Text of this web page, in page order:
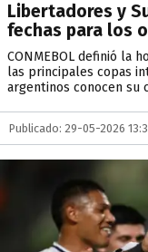
Libertadores y
fechas para los
CONMEBOL definió la
las principales copas
argentinos conocen su
Publicado: 29-05-2026